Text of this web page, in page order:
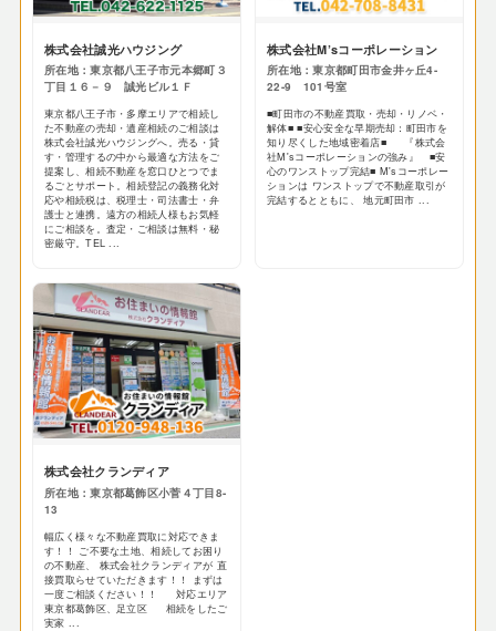
株式会社誠光ハウジング
所在地：東京都八王子市元本郷町３
丁目１６－９ 誠光ビル１Ｆ
東京都八王子市・多摩エリアで相続し
た不動産の売却・遺産相続のご相談は
株式会社誠光ハウジングへ。売る・貸
す・管理するの中から最適な方法をご
提案し、相続不動産を窓口ひとつでま
るごとサポート。相続登記の義務化対
応や相続税は、税理士・司法書士・弁
護士と連携。遠方の相続人様もお気軽
にご相談を。査定・ご相談は無料・秘
密厳守。TEL ...
株式会社M’sコーポレーション
所在地：東京都町田市金井ヶ丘4-
22-9 101号室
■町田市の不動産買取・売却・リノベ・
解体■ ■安心安全な早期売却：町田市を
知り尽くした地域密着店■ 『株式会
社M'sコーポレーションの強み』 ■安
心のワンストップ完結■ M'sコーポレー
ションは ワンストップで不動産取引が
完結するとともに、 地元町田市 ...
株式会社クランディア
所在地：東京都葛飾区小菅４丁目8-
13
幅広く様々な不動産買取に対応できま
す！！ ご不要な土地、相続してお困り
の不動産、 株式会社クランディアが 直
接買取らせていただきます！！ まずは
一度ご相談ください！！ 対応エリア
東京都葛飾区、足立区 相続をしたご
実家 ...